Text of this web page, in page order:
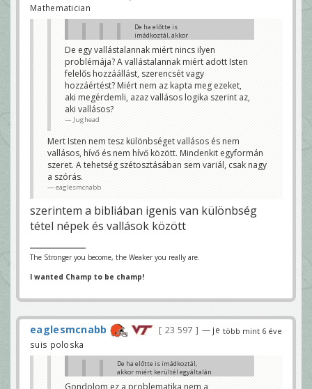
Mathematician
De ha előtte is
imádkoztál, akkor
egyáltalán nehéz
helyzetbe?
A keresztény élet egyáltalán
nem csak móka és kacagás.
Sok minden megpróbálja az
Na de az miért van, hogy Te, aki vallásos
életet élsz többször is nehéz helyzetbe
kerültél és volt, hogy 500k visszafizetése
is megterhelt, míg sokan mások teljesen
vallás nélküli életet élve sem kerültek
nagyon igazságtalan veletek
Titeket segít a felső hatalom?
Én pl. ha a munkahelyemen azt venném
észre, hogy annak ellenére se vagyok
nem is dolgoznak szinte semmit, mégis
övék a nagyobb
ott hagynám a céget...
függött össze, hanem a felelőtlenséggel,
szerencsétlenséggel, hozzá nem értéssel.
Fast Willie
De egy vallástalannak miért nincs ilyen
problémája? A vallástalannak miért adott Isten
felelős hozzáállást, szerencsét vagy
hozzáértést? Miért nem az kapta meg ezeket,
aki megérdemli, azaz vallásos logika szerint az,
aki vallásos?
Jughead
Mert Isten nem tesz különbséget vallásos és nem
vallásos, hívő és nem hívő között. Mindenkit egyformán
szeret. A tehetség szétosztásában sem variál, csak nagy
a szórás.
eaglesmcnabb
szerintem a bibliában igenis van különbség
tétel népek és vallások között
The Stronger you become, the Weaker you really are.
I wanted Champ to be champ!
több mint 6 éve
eaglesmcnabb 23 597
— je
suis poloska
De ha előtte is imádkoztál,
akkor miért kerültél egyáltalán
Gondolom ez a problematika nem a